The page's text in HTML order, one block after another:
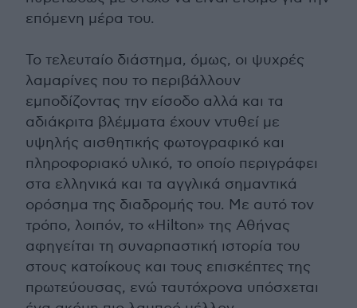
επόμενη μέρα του.
Το τελευταίο διάστημα, όμως, οι ψυχρές
λαμαρίνες που το περιβάλλουν
εμποδίζοντας την είσοδο αλλά και τα
αδιάκριτα βλέμματα έχουν ντυθεί με
υψηλής αισθητικής φωτογραφικό και
πληροφοριακό υλικό, το οποίο περιγράφει
στα ελληνικά και τα αγγλικά σημαντικά
ορόσημα της διαδρομής του. Με αυτό τον
τρόπο, λοιπόν, το «Hilton» της Αθήνας
αφηγείται τη συναρπαστική ιστορία του
στους κατοίκους και τους επισκέπτες της
πρωτεύουσας, ενώ ταυτόχρονα υπόσχεται